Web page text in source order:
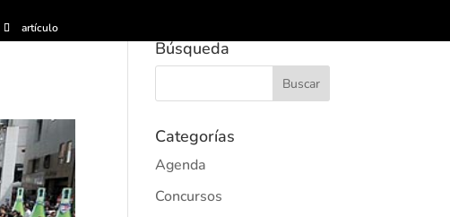
artículo
Búsqueda
Categorías
Agenda
Concursos